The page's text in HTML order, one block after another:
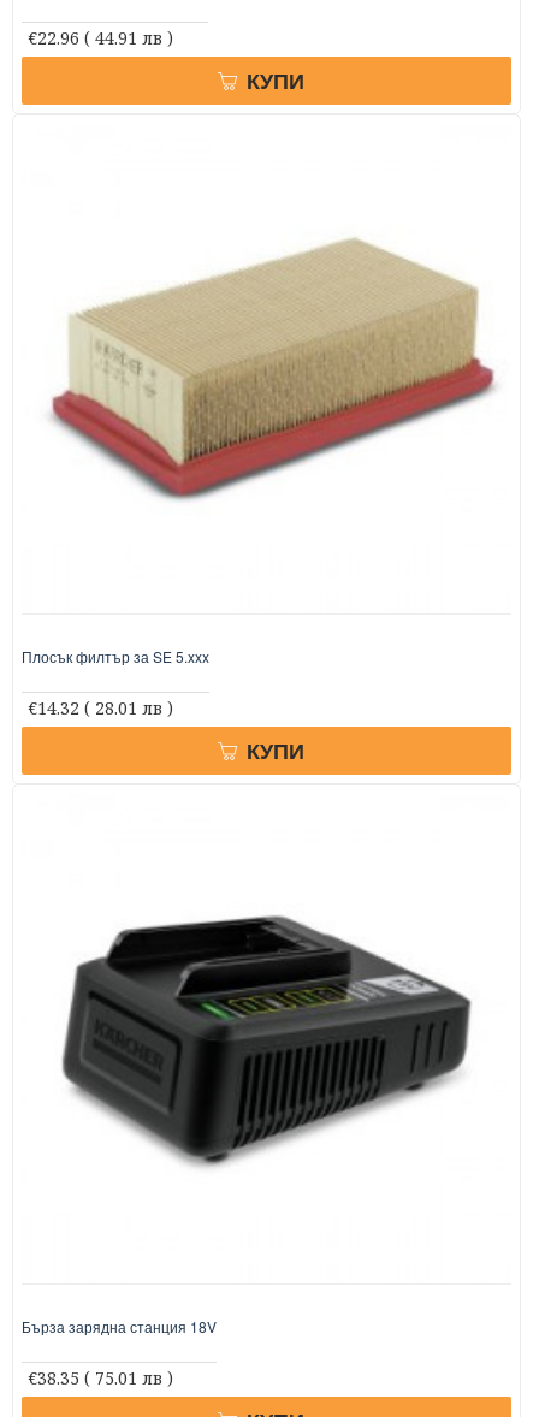
€22.96 ( 44.91 лв )
КУПИ
Плосък филтър за SE 5.xxx
€14.32 ( 28.01 лв )
КУПИ
Бърза зарядна станция 18V
€38.35 ( 75.01 лв )